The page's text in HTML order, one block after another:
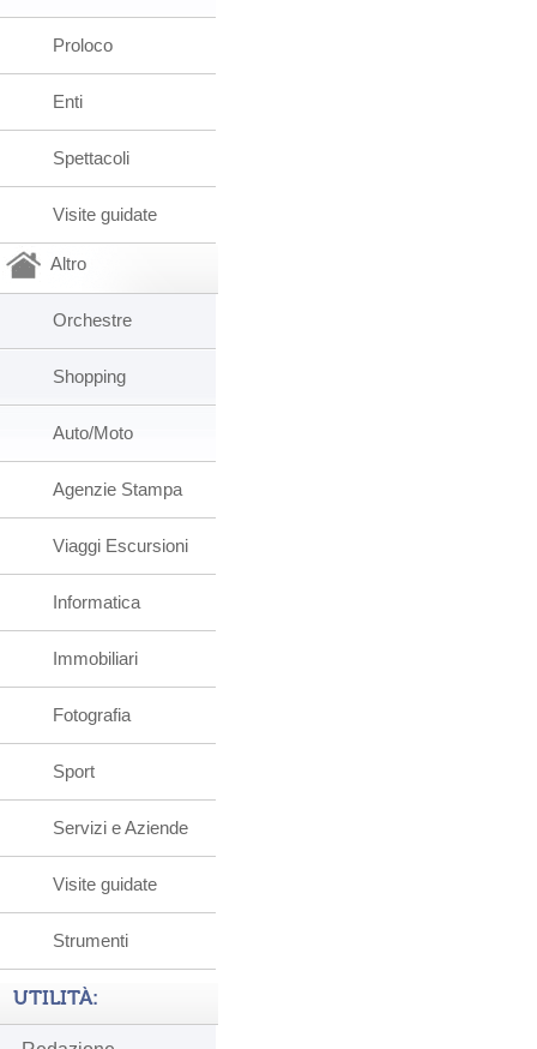
Proloco
Enti
Spettacoli
Visite guidate
Altro
Orchestre
Shopping
Auto/Moto
Agenzie Stampa
Viaggi Escursioni
Informatica
Immobiliari
Fotografia
Sport
Servizi e Aziende
Visite guidate
Strumenti
UTILITÀ: